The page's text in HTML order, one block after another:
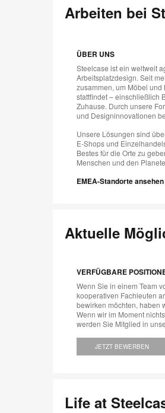
Arbeiten bei
ÜBER UNS
Steelcase ist ein weltweit
Arbeitsplatzdesign. Seit
zusammen, um Möbel
stattfindet – einschließlich
Zuhause. Durch unsere
und Designinnovationen
Unsere Lösungen sind
E-Shops und
Bestes für die Orte zu
Menschen und den
EMEA-Standorte ansehen
Aktuelle
VERFÜGBARE
Wenn Sie in einem Team
kooperativen Fachleuten
bewirken möchten, haben
Wenn wir im Moment
werden Sie Mitglied in
JETZT BEWERBEN
Life at